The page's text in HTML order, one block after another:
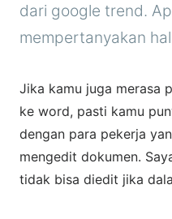
dari google trend.
mempertanyakan
Jika kamu juga merasa
ke word, pasti kamu
dengan para pekerja
mengedit dokumen.
tidak bisa diedit jika